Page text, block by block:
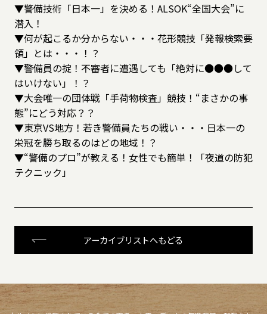
▼警備技術「日本一」を決める！ALSOK“全国大会”に
潜入！
▼何が起こるか分からない・・・花形競技「発報検索要
領」とは・・・！？
▼警備員の掟！不審者に遭遇しても「絶対に●●●して
はいけない」！？
▼大会唯一の団体戦「手荷物検査」競技！“まさかの事
態”にどう対応？？
▼東京VS地方！若き警備員たちの戦い・・・日本一の
栄冠を勝ち取るのはどの地域！？
▼“警備のプロ”が教える！女性でも簡単！「夜道の防犯
テクニック」
アーカイブリストへもどる